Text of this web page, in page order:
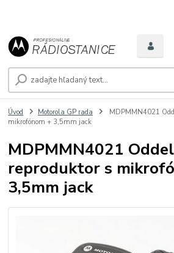
Úvod Motorola GP rada
MDPMMN4021
mikrofónom + 3,5mm jack
MDPMMN4021
reproduktor s
3,5mm jack